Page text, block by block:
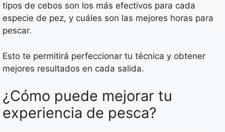
tipos de cebos son los más efectivos para cada
especie de pez, y cuáles son las mejores horas para
pescar.
Esto te permitirá perfeccionar tu técnica y obtener
mejores resultados en cada salida.
¿Cómo puede mejorar tu
experiencia de pesca?